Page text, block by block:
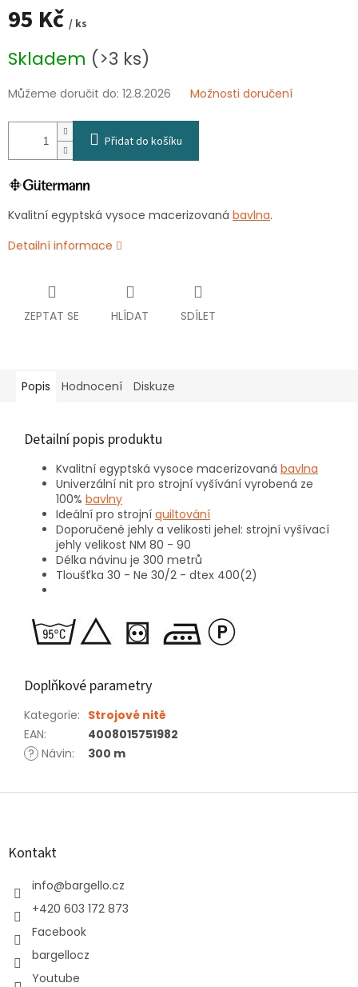
95 Kč / ks
cena:
Skladem (>3 ks)
Můžeme doručit do: 12.8.2026 Možnosti doručení
Přidat do košíku
Kvalitní egyptská vysoce macerizovaná bavlna.
Detailní informace
ZEPTAT SE HLÍDAT SDÍLET
Popis Hodnocení Diskuze
Detailní popis produktu
Kvalitní egyptská vysoce macerizovaná bavlna
Univerzální nit pro strojní vyšívání vyrobená ze
100% bavlny
Ideální pro strojní quiltování
Doporučené jehly a velikosti jehel: strojní vyšívací
jehly velikost NM 80 - 90
Délka návinu je 300 metrů
Tloušťka 30 - Ne 30/2 - dtex 400(2)
Doplňkové parametry
Kategorie: Strojové nitě
EAN:
4008015751982
? Návin: 300 m
Z
Kontakt
info@bargello.cz
+420 603 172 873
Facebook
bargellocz
Youtube